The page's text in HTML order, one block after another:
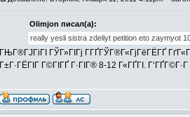
Olimjon писал(а):
really yesli sistra zdeliyt petition eto zaymyot
ГЊГ®ГЈГіГІ ГЎГ»ГІГј Г­ГҐГЎГ®Г«ГјГёГЁГҐ
Г±Г·ГЁГІГ Г©ГІГҐ Г·ГІГ® 8-12 Г«ГҐГІ.